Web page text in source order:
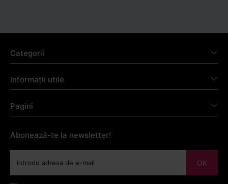
Categorii
Informații utile
Pagini
Abonează-te la newsletter!
OK